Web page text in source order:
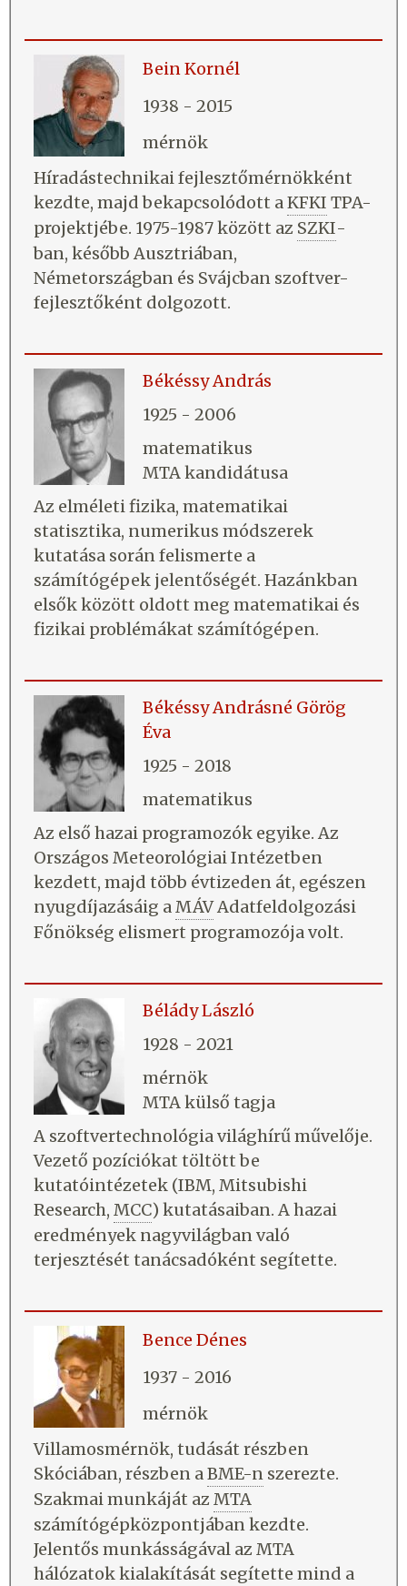
Bein Kornél
1938 - 2015
mérnök
Híradástechnikai fejlesztőmérnökként
kezdte, majd bekapcsolódott aKFKI TPA-
projektjébe. 1975-1987 között az SZKI-
ban, később Ausztriában,
Németországban és Svájcban szoftver-
fejlesztőként dolgozott.
Békéssy András
1925 - 2006
matematikus
MTA kandidátusa
Az elméleti fizika, matematikai
statisztika, numerikus módszerek
kutatása során felismerte a
számítógépek jelentőségét. Hazánkban
elsők között oldott meg matematikai és
fizikai problémákat számítógépen.
Békéssy Andrásné Görög
Éva
1925 - 2018
matematikus
Az első hazai programozók egyike. Az
Országos Meteorológiai Intézetben
kezdett, majd több évtizeden át, egészen
nyugdíjazásáig aMÁVAdatfeldolgozási
Főnökség elismert programozója volt.
Bélády László
1928 - 2021
mérnök
MTA külső tagja
A szoftvertechnológia világhírű művelője.
Vezető pozíciókat töltött be
kutatóintézetek (IBM, Mitsubishi
Research, MCC) kutatásaiban. A hazai
eredmények nagyvilágban való
terjesztését tanácsadóként segítette.
Bence Dénes
1937 - 2016
mérnök
Villamosmérnök, tudását részben
Skóciában, részben aBME-n szerezte.
Szakmai munkáját az MTA
számítógépközpontjában kezdte.
Jelentős munkásságával az MTA
hálózatok kialakítását segítette mind a